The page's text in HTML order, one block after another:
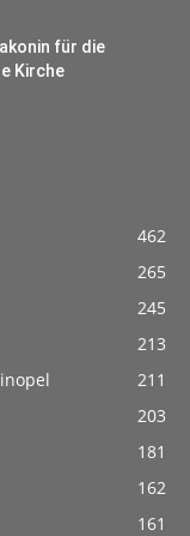
für die
Kirche
462
265
245
213
211
203
181
162
161